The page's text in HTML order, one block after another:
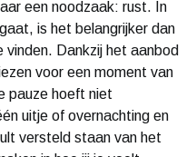
een noodzaak: rust. In
is het belangrijker dan
Dankzij het aanbod
voor een moment van
pauze hoeft niet
uitje of overnachting en
versteld staan van het